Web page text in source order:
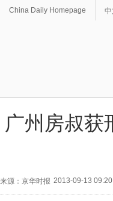
China Daily Homepage
广州房叔获
来源：京华时报 2013-09-13